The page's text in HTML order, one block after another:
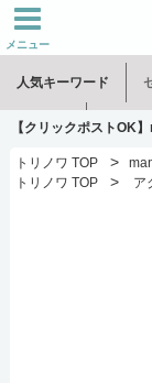
メニュー
人気キーワード
水谷和音 児玉修
【クリックポストOK
トリノワ TOP >
トリノワ TOP
> ア